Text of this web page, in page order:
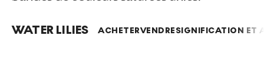
WATER LILIES ACHETERVENDRESIGNIFICATION ET